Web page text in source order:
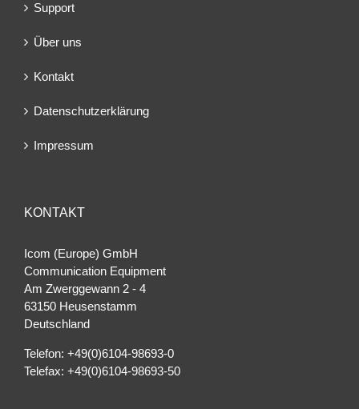
Support
Über uns
Kontakt
Datenschutzerklärung
Impressum
KONTAKT
Icom (Europe) GmbH
Communication Equipment
Am Zwerggewann 2 ‐ 4
63150 Heusenstamm
Deutschland
Telefon: +49(0)6104-98693-0
Telefax: +49(0)6104-98693-50